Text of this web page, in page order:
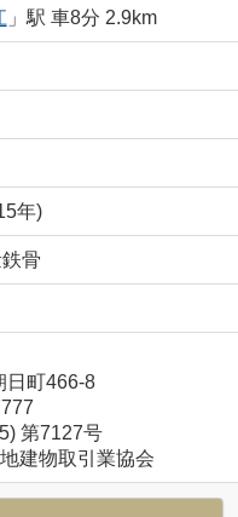
」駅 車8分 2.9km
年)
骨
日町466-8
第7127号
建物取引業協会